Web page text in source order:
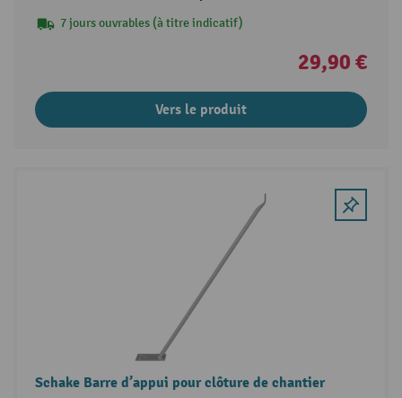
7 jours ouvrables (à titre indicatif)
29,90 €
Vers le produit
Schake Barre d’appui pour clôture de chantier